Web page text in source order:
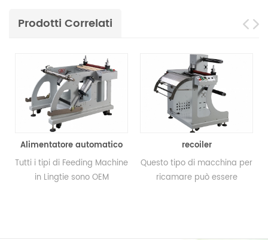
Prodotti Correlati
Alimentatore automatico
Tutti i tipi di Feeding Machine
in Lingtie sono OEM
recoiler
Questo tipo di macchina per
ricamare può essere